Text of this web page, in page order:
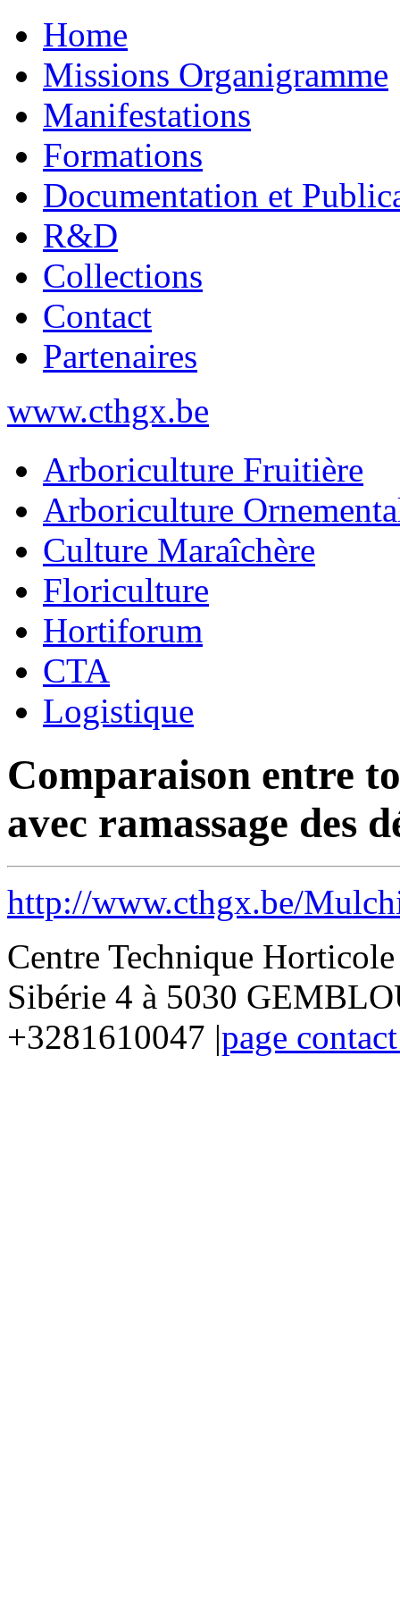
Home
Missions Organigramme
Manifestations
Formations
Documentation et
R&D
Collections
Contact
Partenaires
www.cthgx.be
Arboriculture Fruitière
Arboriculture
Culture Maraîchère
Floriculture
Hortiforum
CTA
Logistique
Comparaison entre
avec ramassage des
http://www.cthgx.be/
Centre Technique
Sibérie 4 à 5030
+3281610047 |page